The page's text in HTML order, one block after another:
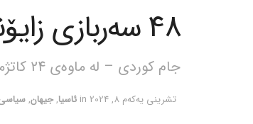
48 سەربازی زایۆنیست بریندار بوون
جام کوردی – لە ماوەی 24 کاتژمێردا 48 سەربازی ڕژێمی زایۆنیستی بریندار بوون.
تشرینی یه‌كه‌م 8, 2024 in ئاسیا,جیهان,